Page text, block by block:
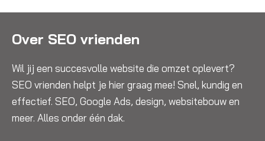
Over SEO vrienden
Wil jij een succesvolle website die omzet oplevert?
SEO vrienden helpt je hier graag mee! Snel, kundig en
effectief. SEO, Google Ads, design, websitebouw en
meer. Alles onder één dak.